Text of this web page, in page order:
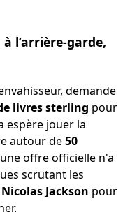
l’arrière-garde,
demande
livres sterling pour
espère jouer la
autour de50
offre officielle n'a
scrutant les
Nicolas Jackson pour